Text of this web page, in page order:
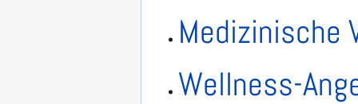
Medizinische
Wellness-